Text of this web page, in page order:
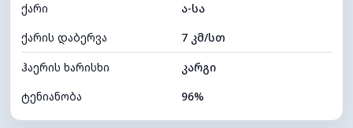
განათების ინდექსი 0 (ბნელი)
ღრუბლის სიმაღლე 9440 მ
ქარი
ა-სა
ქარის დაბერვა
7 კმ/სთ
ჰაერის ხარისხი
კარგი
ტენიანობა
96%